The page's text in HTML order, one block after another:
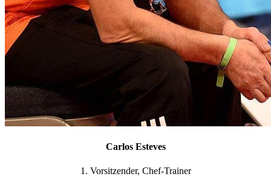
Carlos Esteves
1. Vorsitzender, Chef-Trainer